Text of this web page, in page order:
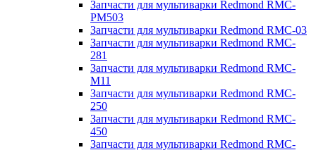
Запчасти для мультиварки Redmond RMC-
PM503
Запчасти для мультиварки Redmond RMC-03
Запчасти для мультиварки Redmond RMC-
281
Запчасти для мультиварки Redmond RMC-
M11
Запчасти для мультиварки Redmond RMC-
250
Запчасти для мультиварки Redmond RMC-
450
Запчасти для мультиварки Redmond RMC-